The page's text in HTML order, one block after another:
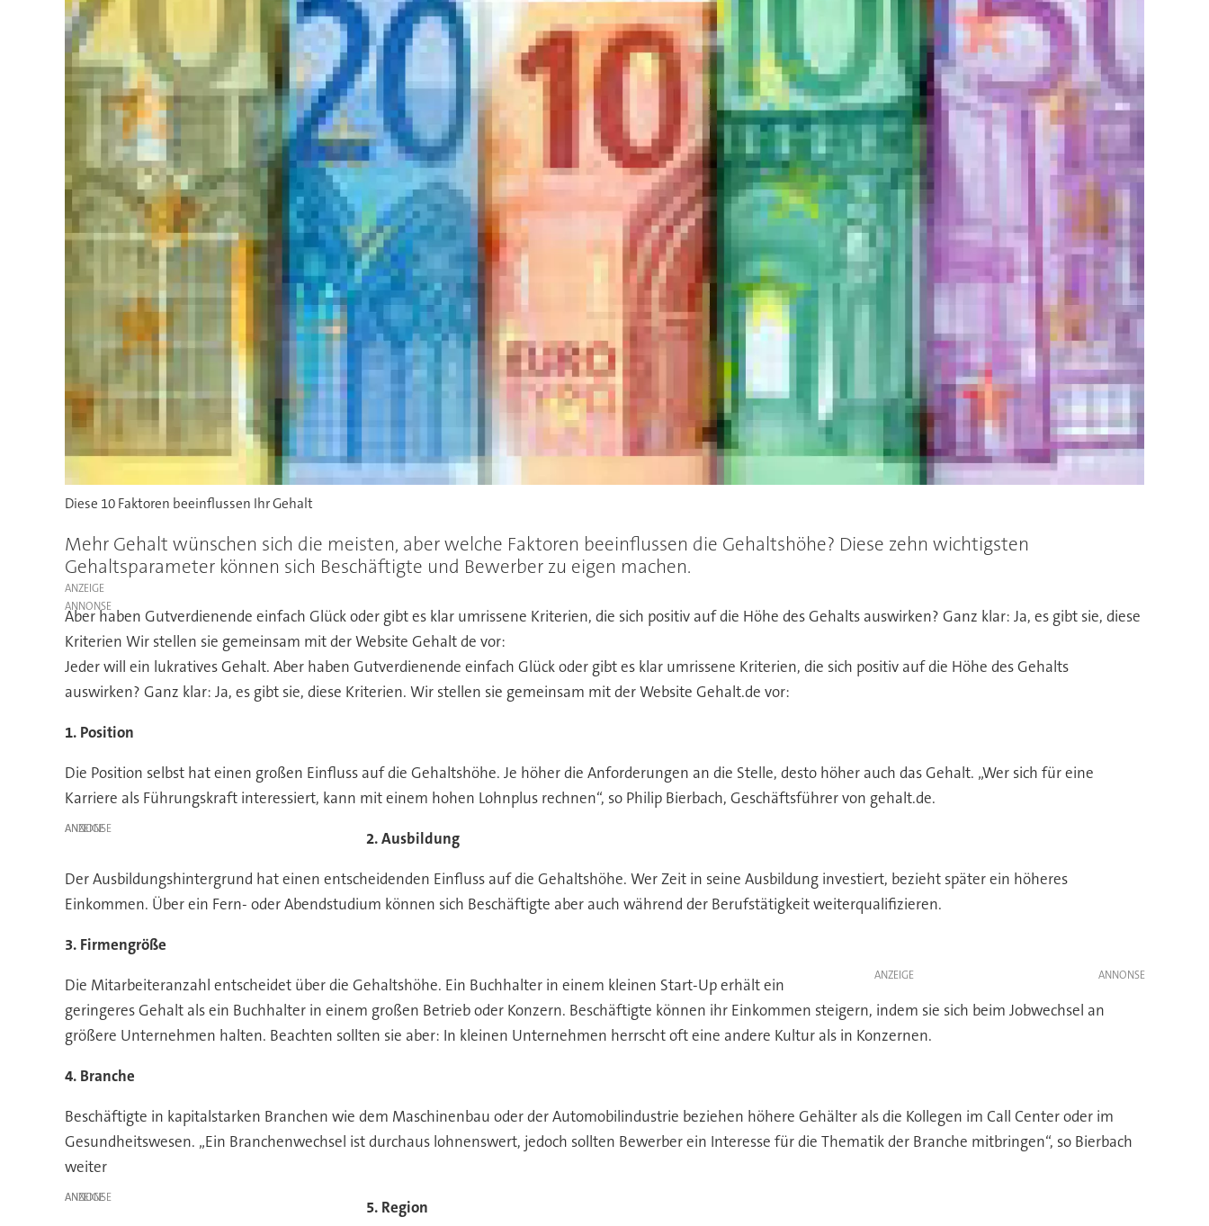
Diese 10 Faktoren beeinflussen Ihr Gehalt
Mehr Gehalt wünschen sich die meisten, aber welche Faktoren beeinflussen die Gehaltshöhe? Diese zehn wichtigsten
Gehaltsparameter können sich Beschäftigte und Bewerber zu eigen machen.
ANZEIGE
Aber haben Gutverdienende einfach Glück oder gibt es klar umrissene Kriterien, die sich positiv auf die Höhe des Gehalts auswirken? Ganz klar: Ja, es gibt sie, diese
Kriterien Wir stellen sie gemeinsam mit der Website Gehalt de vor:
Jeder will ein lukratives Gehalt. Aber haben Gutverdienende einfach Glück oder gibt es klar umrissene Kriterien, die sich positiv auf die Höhe des Gehalts
auswirken? Ganz klar: Ja, es gibt sie, diese Kriterien. Wir stellen sie gemeinsam mit der Website Gehalt.de vor:
1. Position
Die Position selbst hat einen großen Einfluss auf die Gehaltshöhe. Je höher die Anforderungen an die Stelle, desto höher auch das Gehalt. „Wer sich für eine
Karriere als Führungskraft interessiert, kann mit einem hohen Lohnplus rechnen“, so Philip Bierbach, Geschäftsführer von gehalt.de.
ANZEIGE 2. Ausbildung
Der Ausbildungshintergrund hat einen entscheidenden Einfluss auf die Gehaltshöhe. Wer Zeit in seine Ausbildung investiert, bezieht später ein höheres
Einkommen. Über ein Fern- oder Abendstudium können sich Beschäftigte aber auch während der Berufstätigkeit weiterqualifizieren.
3. Firmengröße
ANZEIGE
Die Mitarbeiteranzahl entscheidet über die Gehaltshöhe. Ein Buchhalter in einem kleinen Start-Up erhält ein
geringeres Gehalt als ein Buchhalter in einem großen Betrieb oder Konzern. Beschäftigte können ihr Einkommen steigern, indem sie sich beim Jobwechsel an
größere Unternehmen halten. Beachten sollten sie aber: In kleinen Unternehmen herrscht oft eine andere Kultur als in Konzernen.
4. Branche
Beschäftigte in kapitalstarken Branchen wie dem Maschinenbau oder der Automobilindustrie beziehen höhere Gehälter als die Kollegen im Call Center oder im
Gesundheitswesen. „Ein Branchenwechsel ist durchaus lohnenswert, jedoch sollten Bewerber ein Interesse für die Thematik der Branche mitbringen“, so Bierbach
weiter
ANZEIGE 5. Region